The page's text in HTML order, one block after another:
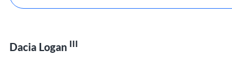
Dacia Logan III